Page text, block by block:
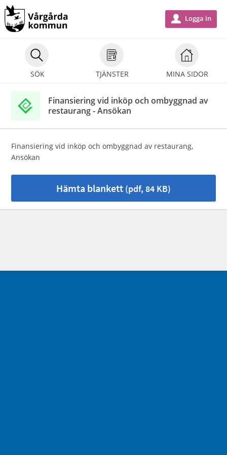
Välkommen
till
e-
tjänster
Vårgårda
SÖK TJÄNSTER MINA SIDOR
u Logga in
Finansiering vid inköp och ombyggnad av
restaurang - Ansökan
Finansiering vid inköp och ombyggnad av restaurang,
Ansökan
Hämta blankett (pdf, 84 KB)